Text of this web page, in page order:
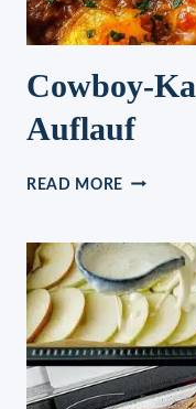
Cowboy-
Auflauf
READ MORE COWBOY-
AUFLAUF